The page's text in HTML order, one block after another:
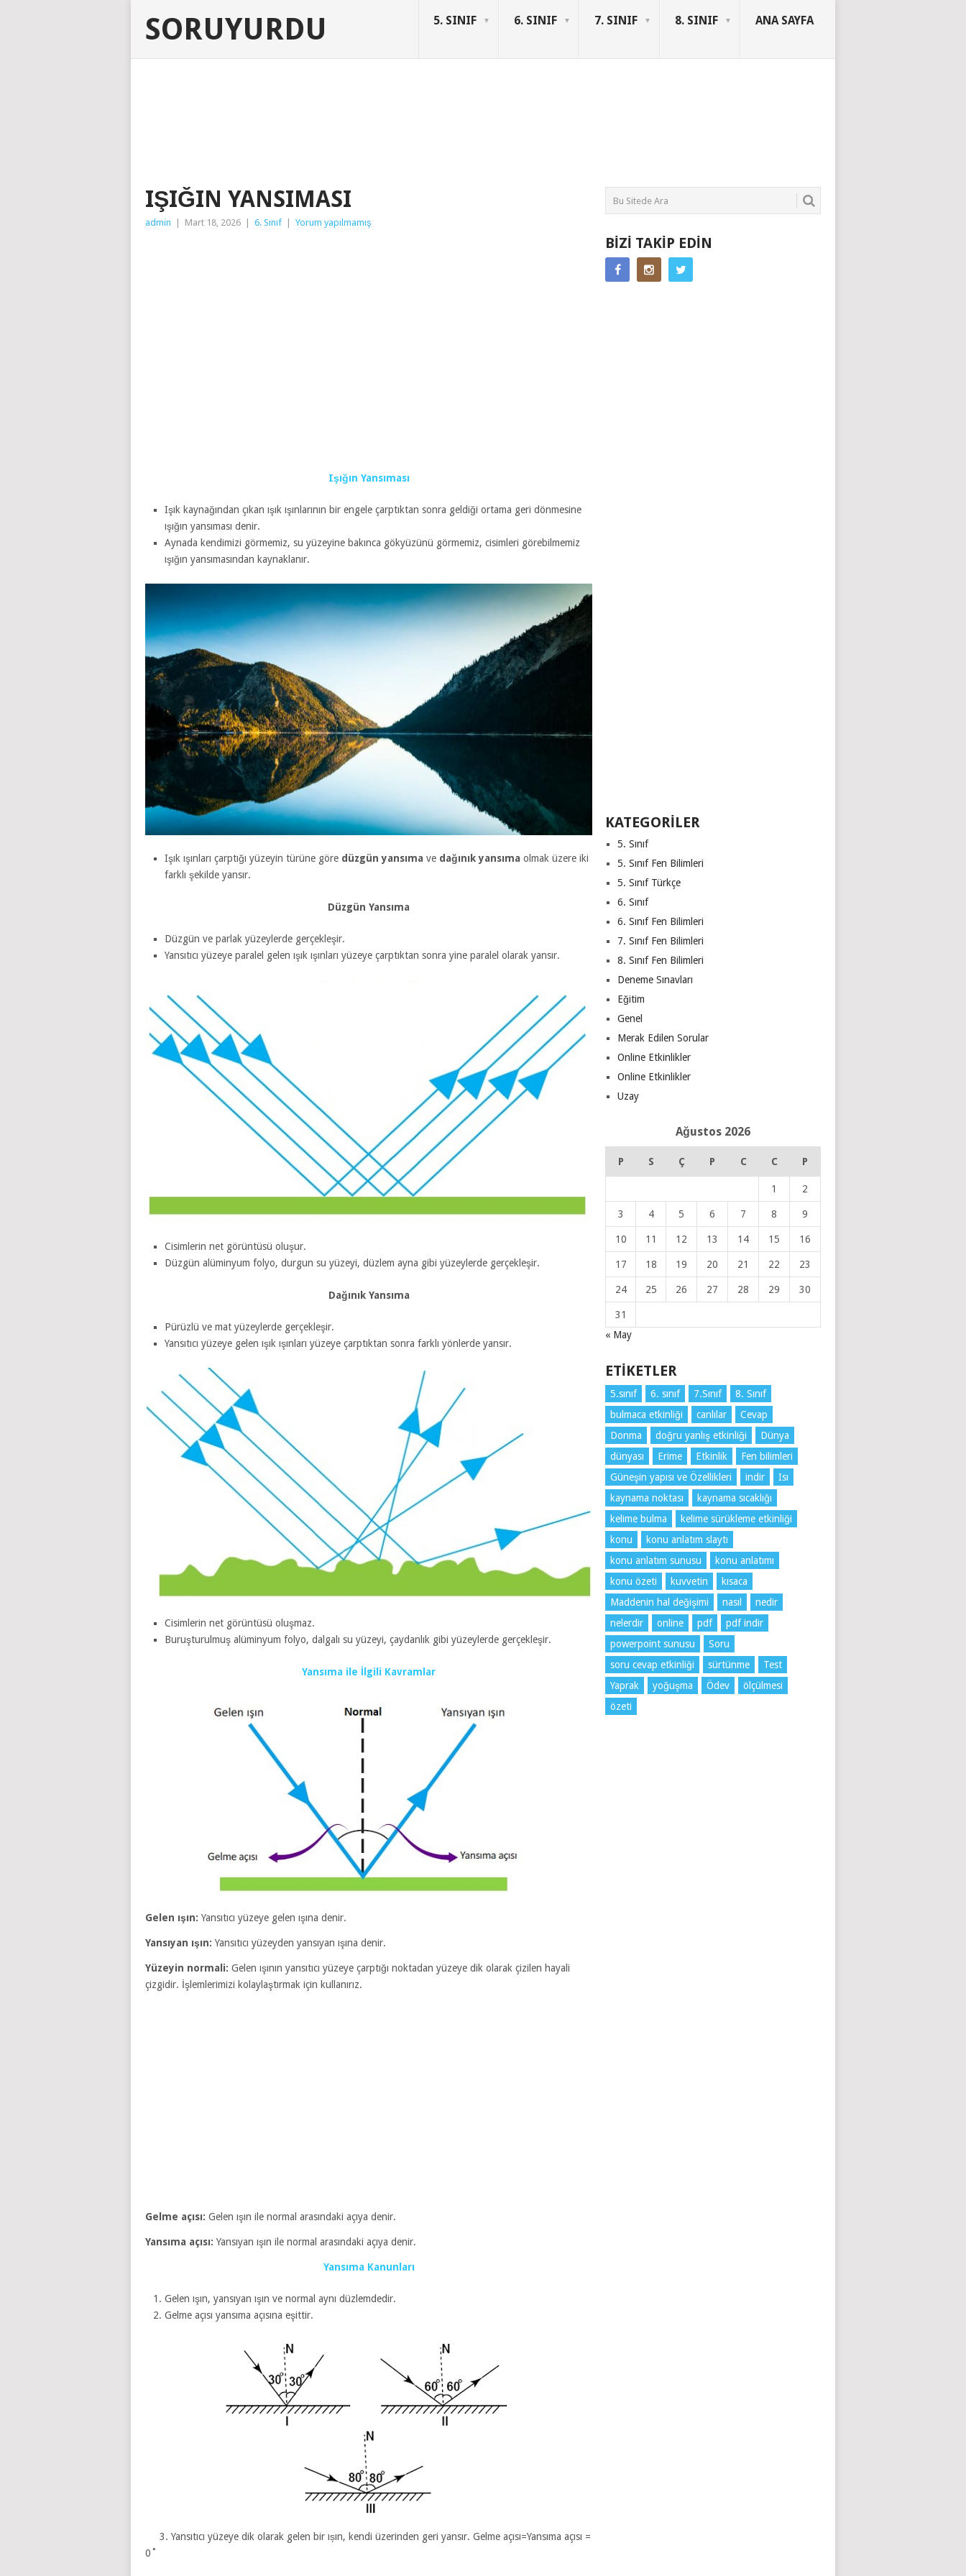
SORUYURDU 5. SINIF 6. SINIF 7. SINIF 8. SINIF ANA SAYFA
IŞIĞIN YANSIMASI
admin Mart 18, 2026 6. Sınıf Yorum yapılmamış
Işığın Yansıması
Işık kaynağından çıkan ışık ışınlarının bir engele çarptıktan sonra geldiği ortama geri dönmesine
ışığın yansıması denir.
Aynada kendimizi görmemiz, su yüzeyine bakınca gökyüzünü görmemiz, cisimleri görebilmemiz
ışığın yansımasından kaynaklanır.
Işık ışınları çarptığı yüzeyin türüne göre düzgün yansıma ve dağınık yansıma olmak üzere iki
farklı şekilde yansır.
Düzgün Yansıma
Düzgün ve parlak yüzeylerde gerçekleşir.
Yansıtıcı yüzeye paralel gelen ışık ışınları yüzeye çarptıktan sonra yine paralel olarak yansır.
Cisimlerin net görüntüsü oluşur.
Düzgün alüminyum folyo, durgun su yüzeyi, düzlem ayna gibi yüzeylerde gerçekleşir.
Dağınık Yansıma
Pürüzlü ve mat yüzeylerde gerçekleşir.
Yansıtıcı yüzeye gelen ışık ışınları yüzeye çarptıktan sonra farklı yönlerde yansır.
Cisimlerin net görüntüsü oluşmaz.
Buruşturulmuş alüminyum folyo, dalgalı su yüzeyi, çaydanlık gibi yüzeylerde gerçekleşir.
Yansıma ile İlgili Kavramlar
Gelen ışın: Yansıtıcı yüzeye gelen ışına denir.
Yansıyan ışın: Yansıtıcı yüzeyden yansıyan ışına denir.
Yüzeyin normali: Gelen ışının yansıtıcı yüzeye çarptığı noktadan yüzeye dik olarak çizilen hayali
çizgidir. İşlemlerimizi kolaylaştırmak için kullanırız.
Gelme açısı: Gelen ışın ile normal arasındaki açıya denir.
Yansıma açısı: Yansıyan ışın ile normal arasındaki açıya denir.
Yansıma Kanunları
Gelen ışın, yansıyan ışın ve normal aynı düzlemdedir.
Gelme açısı yansıma açısına eşittir.
3. Yansıtıcı yüzeye dik olarak gelen bir ıșın, kendi üzerinden geri yansır. Gelme açısı=Yansıma açısı =
0˚
BIZI TAKIP EDIN
KATEGORILER
5. Sınıf
5. Sınıf Fen Bilimleri
5. Sınıf Türkçe
6. Sınıf
6. Sınıf Fen Bilimleri
7. Sınıf Fen Bilimleri
8. Sınıf Fen Bilimleri
Deneme Sınavları
Eğitim
Genel
Merak Edilen Sorular
Online Etkinlikler
Online Etkinlikler
Uzay
Ağustos 2026
P S Ç P C C P
1 2
3 4 5 6 7 8 9
10 11 12 13 14 15 16
17 18 19 20 21 22 23
24 25 26 27 28 29 30
31
« May
ETIKETLER
5.sınıf 6. sınıf 7.Sınıf
8. Sınıf
bulmaca etkinliği
canlılar
Cevap
Donma
doğru yanlış etkinliği
Dünya
dünyası
Erime Etkinlik
Fen bilimleri
Güneşin yapısı ve Özellikleri
indir
Isı
kaynama noktası
kaynama sıcaklığı
kelime bulma
kelime sürükleme etkinliği
konu
konu anlatım slaytı
konu anlatım sunusu
konu anlatımı
konu özeti
kuvvetin
kısaca
Maddenin hal değişimi
nasıl
nedir
nelerdir
online pdf
pdf indir
powerpoint sunusu
Soru
soru cevap etkinliği
sürtünme
Test
Yaprak
yoğuşma Ödev
ölçülmesi
özeti